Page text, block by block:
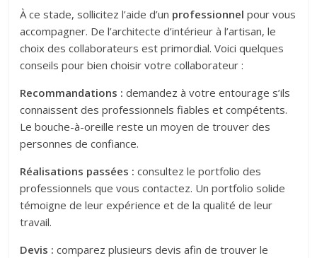
À ce stade, sollicitez l’aide d’un professionnel pour vous
accompagner. De l’architecte d’intérieur à l’artisan, le
choix des collaborateurs est primordial. Voici quelques
conseils pour bien choisir votre collaborateur :
Recommandations : demandez à votre entourage s’ils
connaissent des professionnels fiables et compétents.
Le bouche-à-oreille reste un moyen de trouver des
personnes de confiance.
Réalisations passées : consultez le portfolio des
professionnels que vous contactez. Un portfolio solide
témoigne de leur expérience et de la qualité de leur
travail.
Devis : comparez plusieurs devis afin de trouver le